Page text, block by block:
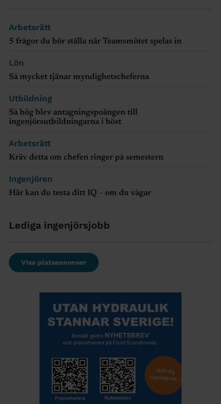
Arbetsrätt
5 frågor du bör ställa när Teamsmötet spelas in
Lön
Så mycket tjänar myndighetscheferna
Utbildning
Så hög blev antagningspoängen till
ingenjörsutbildningarna i höst
Arbetsrätt
Kräv detta om chefen ringer på semestern
Ingenjören
Här kan du testa ditt IQ – om du vågar
Lediga ingenjörsjobb
Visa platsannonser